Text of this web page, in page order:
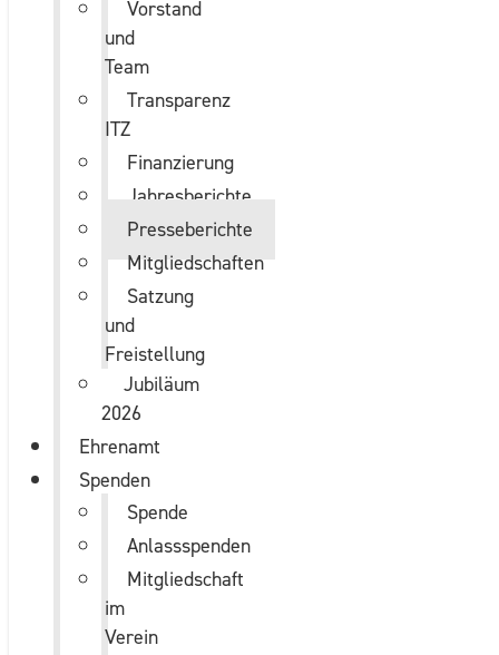
Vorstand
und
Team
Transparenz
ITZ
Finanzierung
Jahresberichte
Presseberichte
Mitgliedschaften
Satzung
und
Freistellung
Jubiläum
2026
Ehrenamt
Spenden
Spende
Anlassspenden
Mitgliedschaft
im
Verein